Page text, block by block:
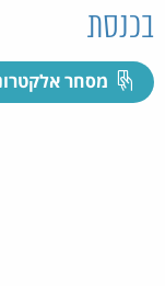
בכנסת
מסחר